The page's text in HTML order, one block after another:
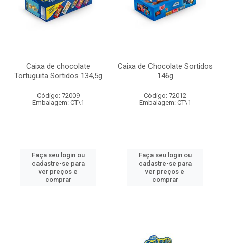
Caixa de chocolate
Tortuguita Sortidos 134,5g
Código: 72009
Embalagem: CT\1
Faça seu login ou
cadastre-se para
ver preços e
comprar
Caixa de Chocolate Sortidos
146g
Código: 72012
Embalagem: CT\1
Faça seu login ou
cadastre-se para
ver preços e
comprar